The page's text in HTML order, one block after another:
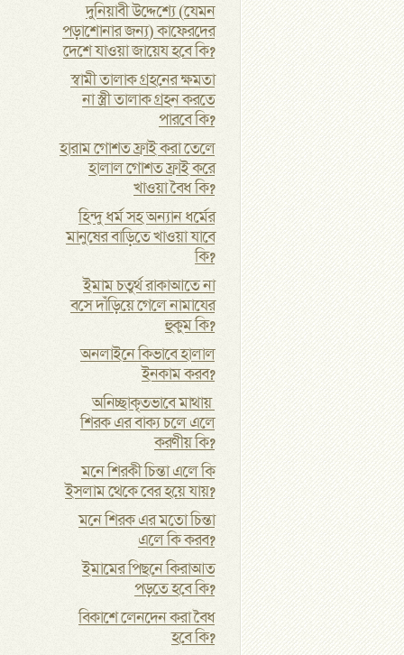
দুনিয়াবী উদ্দেশ্যে (যেমন
পড়াশোনার জন্য) কাফেরদের
দেশে যাওয়া জায়েয হবে কি?
স্বামী তালাক গ্রহনের ক্ষমতা
না স্ত্রী তালাক গ্রহন করতে
পারবে কি?
হারাম গোশত ফ্রাই করা তেলে
হালাল গোশত ফ্রাই করে
খাওয়া বৈধ কি?
হিন্দু ধর্ম সহ অন্যান ধর্মের
মানুষের বাড়িতে খাওয়া যাবে
কি?
ইমাম চতুর্থ রাকাআতে না
বসে দাঁড়িয়ে গেলে নামাযের
হুকুম কি?
অনলাইনে কিভাবে হালাল
ইনকাম করব?
অনিচ্ছাকৃতভাবে মাথায়
শিরক এর বাক্য চলে এলে
করণীয় কি?
মনে শিরকী চিন্তা এলে কি
ইসলাম থেকে বের হয়ে যায়?
মনে শিরক এর মতো চিন্তা
এলে কি করব?
ইমামের পিছনে কিরাআত
পড়তে হবে কি?
বিকাশে লেনদেন করা বৈধ
হবে কি?